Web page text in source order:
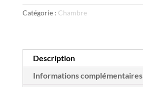
en
toile
Catégorie : Chambre
Description
Informations complémentaires